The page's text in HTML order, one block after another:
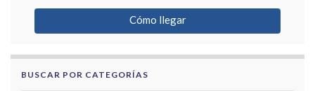
Cómo llegar
BUSCAR POR CATEGORÍAS